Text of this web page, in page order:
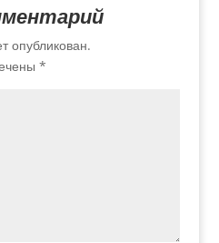
опубликован.
*